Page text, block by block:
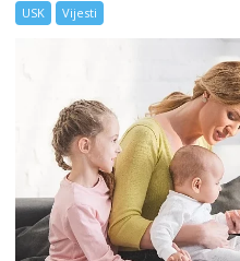
USK Vijesti